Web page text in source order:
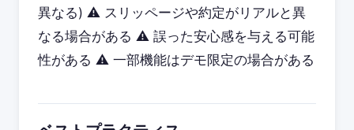
異なる) ⚠️ スリッページや約定がリアルと異
なる場合がある ⚠️ 誤った安心感を与える可能
性がある ⚠️ 一部機能はデモ限定の場合がある